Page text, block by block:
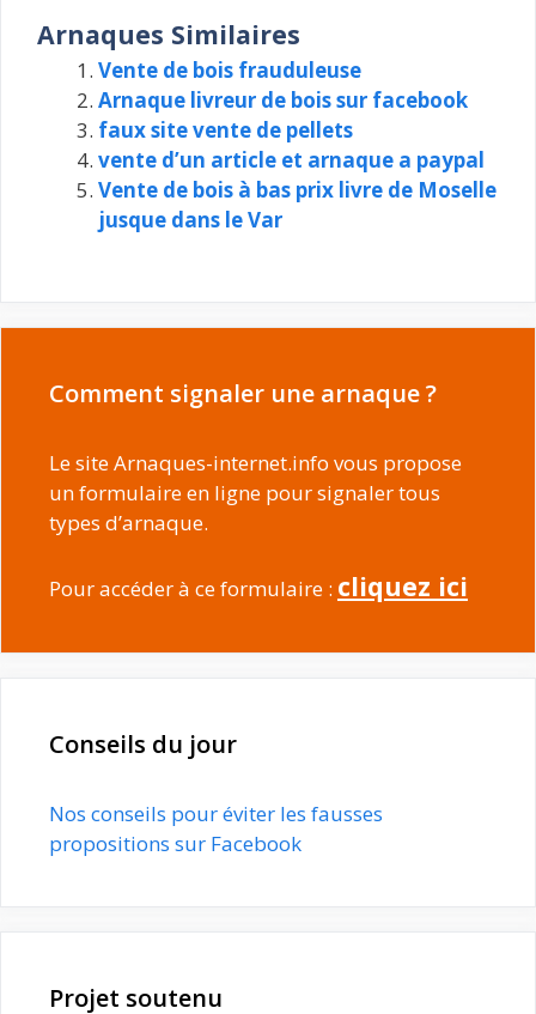
Arnaques Similaires
Vente de bois frauduleuse
Arnaque livreur de bois sur facebook
faux site vente de pellets
vente d’un article et arnaque a paypal
Vente de bois à bas prix livre de Moselle
jusque dans le Var
Comment signaler une arnaque ?
Le site Arnaques-internet.info vous propose
un formulaire en ligne pour signaler tous
types d’arnaque.
Pour accéder à ce formulaire : cliquez ici
Conseils du jour
Nos conseils pour éviter les fausses
propositions sur Facebook
Projet soutenu